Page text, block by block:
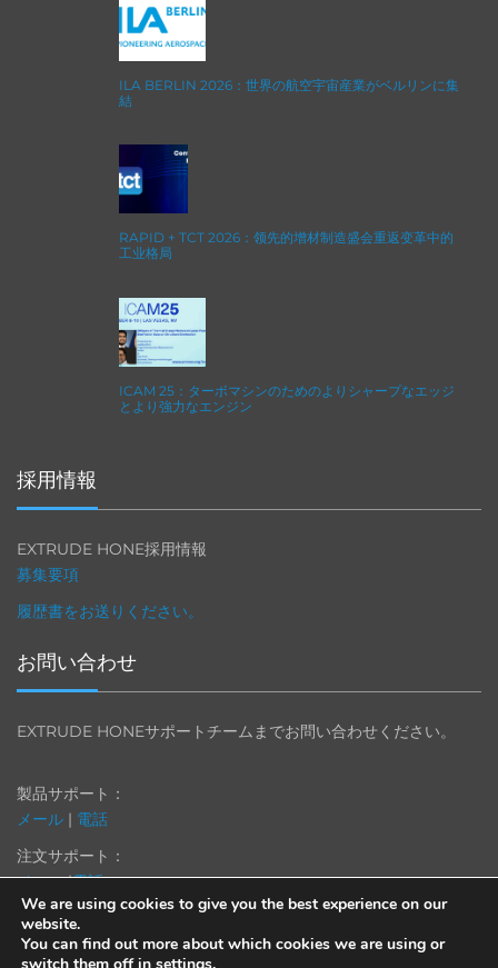
ILA BERLIN 2026：世界の航空宇宙産業がベルリンに集
結
RAPID + TCT 2026：领先的增材制造盛会重返变革中的
工业格局
ICAM 25：ターボマシンのためのよりシャープなエッジ
とより強力なエンジン
採用情報
EXTRUDE HONE採用情報
募集要項
履歴書をお送りください。
お問い合わせ
EXTRUDE HONEサポートチームまでお問い合わせください。
製品サポート：
メール | 電話
注文サポート：
メール|電話
We are using cookies to give you the best experience on our
website.
You can find out more about which cookies we are using or